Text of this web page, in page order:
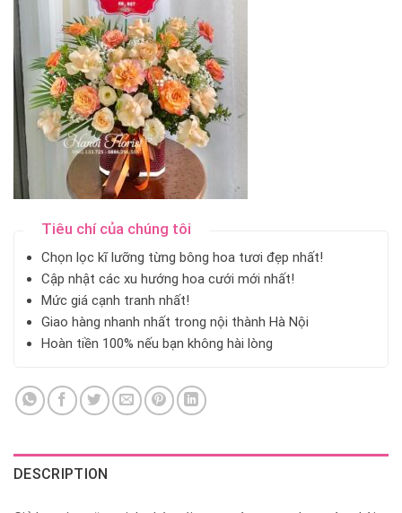
Tiêu chí của chúng tôi
Chọn lọc kĩ lưỡng từng bông hoa tươi đẹp nhất!
Cập nhật các xu hướng hoa cưới mới nhất!
Mức giá cạnh tranh nhất!
Giao hàng nhanh nhất trong nội thành Hà Nội
Hoàn tiền 100% nếu bạn không hài lòng
DESCRIPTION